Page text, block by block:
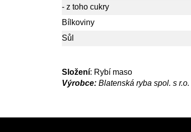
- z toho cukry
Bílkoviny
Sůl
Složení: Rybí maso
Výrobce: Blatenská ryba spol. s r.o.